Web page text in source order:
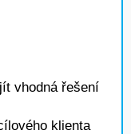
vhodná řešení
klienta